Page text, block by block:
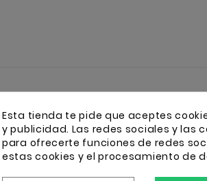
16
Esta tienda te pide que aceptes
y publicidad. Las redes sociales y las
para ofrecerte funciones de redes
estas cookies y el procesamiento de